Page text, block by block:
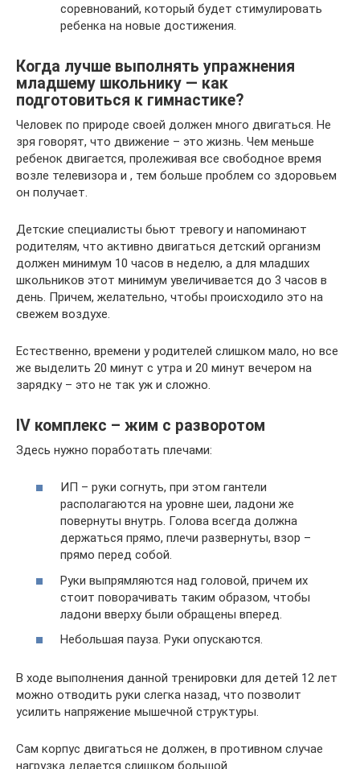
соревнований, который будет стимулировать
ребенка на новые достижения.
Когда лучше выполнять упражнения
младшему школьнику — как
подготовиться к гимнастике?
Человек по природе своей должен много двигаться. Не
зря говорят, что движение – это жизнь. Чем меньше
ребенок двигается, пролеживая все свободное время
возле телевизора и , тем больше проблем со здоровьем
он получает.
Детские специалисты бьют тревогу и напоминают
родителям, что активно двигаться детский организм
должен минимум 10 часов в неделю, а для младших
школьников этот минимум увеличивается до 3 часов в
день. Причем, желательно, чтобы происходило это на
свежем воздухе.
Естественно, времени у родителей слишком мало, но все
же выделить 20 минут с утра и 20 минут вечером на
зарядку – это не так уж и сложно.
IV комплекс – жим с разворотом
Здесь нужно поработать плечами:
ИП – руки согнуть, при этом гантели
располагаются на уровне шеи, ладони же
повернуты внутрь. Голова всегда должна
держаться прямо, плечи развернуты, взор –
прямо перед собой.
Руки выпрямляются над головой, причем их
стоит поворачивать таким образом, чтобы
ладони вверху были обращены вперед.
Небольшая пауза. Руки опускаются.
В ходе выполнения данной тренировки для детей 12 лет
можно отводить руки слегка назад, что позволит
усилить напряжение мышечной структуры.
Сам корпус двигаться не должен, в противном случае
нагрузка делается слишком большой.